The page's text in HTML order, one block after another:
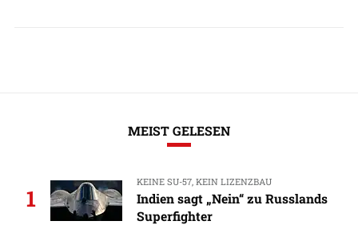
MEIST GELESEN
1
KEINE SU-57, KEIN LIZENZBAU
Indien sagt „Nein“ zu Russlands
Superfighter